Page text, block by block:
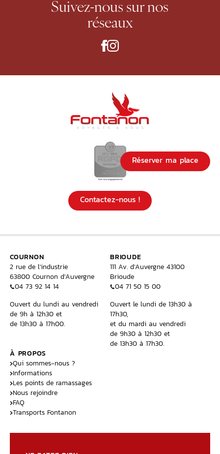
Réserver ma place
Suivez-nous sur nos
réseaux
Contactez-nous !
COURNON
2 rue de l'industrie
63800 Cournon d'Auvergne
04 73 92 14 14
Ouvert du lundi au vendredi
de 9h à 12h30 et
de 13h30 à 17h00.
BRIOUDE
111 Av. d'Auvergne 43100
Brioude
04 71 50 15 00
Ouvert le lundi de 13h30 à
17h30,
et du mardi au vendredi
de 9h30 à 12h30 et
de 13h30 à 17h30.
À PROPOS
Qui sommes-nous ?
Informations
Les points de ramassages
Nous rejoindre
FAQ
Transports Fontanon